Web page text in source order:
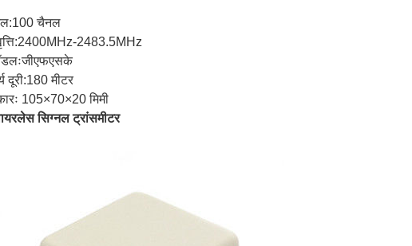
चैनल
2483.5MHz
दूरी:180 मीटर
105×70×20 मिमी
सिग्नल ट्रांसमीटर